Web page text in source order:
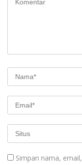
Simpan nama,